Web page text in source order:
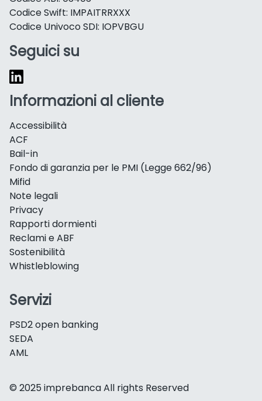
Codice Swift: IMPAITRRXXX
Codice Univoco SDI: IOPVBGU
Seguici su
Informazioni al cliente
Accessibilità
ACF
Bail-in
Fondo di garanzia per le PMI (Legge 662/96)
Mifid
Note legali
Privacy
Rapporti dormienti
Reclami e ABF
Sostenibilità
Whistleblowing
Servizi
PSD2 open banking
SEDA
AML
© 2025 imprebanca All rights Reserved